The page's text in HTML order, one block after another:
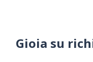
Gioia su